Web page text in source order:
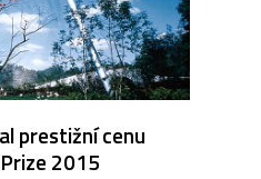
prestižní cenu
2015